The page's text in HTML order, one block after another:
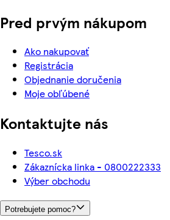
Pred prvým nákupom
Ako nakupovať
Registrácia
Objednanie doručenia
Moje obľúbené
Kontaktujte nás
Tesco.sk
Zákaznícka linka - 0800222333
Výber obchodu
Potrebujete pomoc?